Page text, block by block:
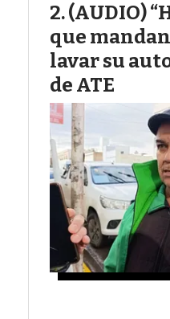
(AUDIO)
que
lavar su
de ATE